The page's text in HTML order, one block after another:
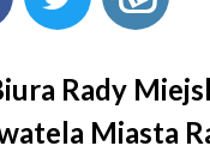
Rady
Miasta